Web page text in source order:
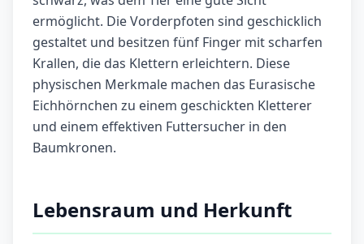
ermöglicht. Die Vorderpfoten sind geschicklich
gestaltet und besitzen fünf Finger mit scharfen
Krallen, die das Klettern erleichtern. Diese
physischen Merkmale machen das Eurasische
Eichhörnchen zu einem geschickten Kletterer
und einem effektiven Futtersucher in den
Baumkronen.
Lebensraum und Herkunft